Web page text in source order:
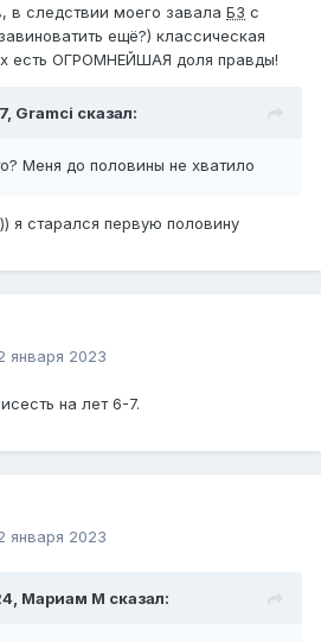
в следствии моего завала БЗ с
ещё?) классическая
есть ОГРОМНЕЙШАЯ доля правды!
Gramci сказал:
Меня до половины не хватило
я старался первую половину
января 2023
на лет 6-7.
января 2023
Мариам М сказал: